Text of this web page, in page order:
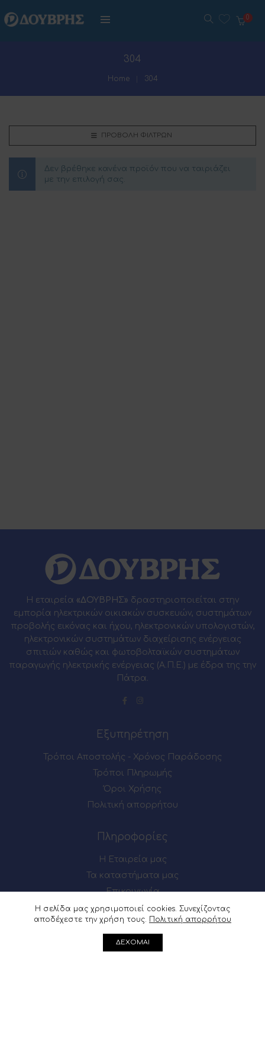
304
Home 304
ΠΡΟΒΟΛΉ ΦΊΛΤΡΩΝ
Δεν βρέθηκε κανένα προϊόν που να ταιριάζει
με την επιλογή σας.
Η εταιρεία «ΔΟΥΒΡΗΣ» δραστηριοποιείται στην
εμπορία ηλεκτρικών οικιακών συσκευών, συστημάτων
προβολής εικόνας και ήχου, ηλεκτρονικών υπολογιστών,
ηλεκτρονικών συστημάτων διαχείρισης ενέργειας
σπιτιών καθώς και φωτοβολταϊκών συστημάτων
παραγωγής ηλεκτρικής ενέργειας (Α.Π.Ε.) με έδρα της την
Πάτρα.
Εξυπηρέτηση
Τρόποι Αποστολής - Χρόνος Παράδοσης
Τρόποι Πληρωμής
Όροι Χρήσης
Πολιτική απορρήτου
Πληροφορίες
Η Εταιρεία μας
Τα καταστήματα μας
Επικοινωνία
Πως θα μας βρείτε
Μαιζώνος 54-56, Πάτρα
Η σελίδα μας χρησιμοποιεί cookies. Συνεχίζοντας
αποδέχεστε την χρήση τους. Πολιτική απορρήτου
ΔΕΧΟΜΑΙ